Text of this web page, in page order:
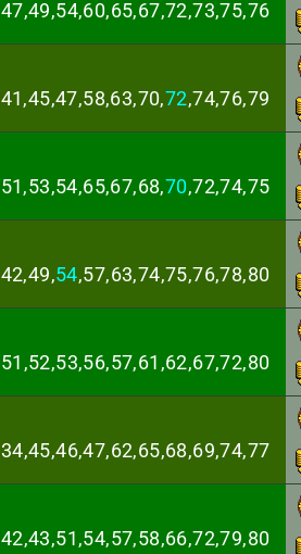
47,49,54,60,65,67,72,73,75,76
41,45,47,58,63,70,72,74,76,79
51,53,54,65,67,68,70,72,74,75
42,49,54,57,63,74,75,76,78,80
51,52,53,56,57,61,62,67,72,80
34,45,46,47,62,65,68,69,74,77
42,43,51,54,57,58,66,72,79,80